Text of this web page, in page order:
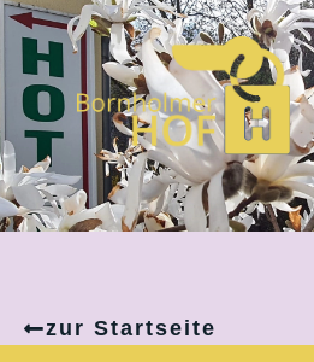
Zum
Inhalt
springen
zur Startseite